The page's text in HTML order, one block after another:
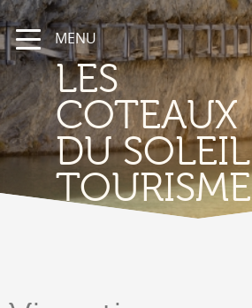
MENU
LES
COTEAUX
DU SOLEIL
TOURISME